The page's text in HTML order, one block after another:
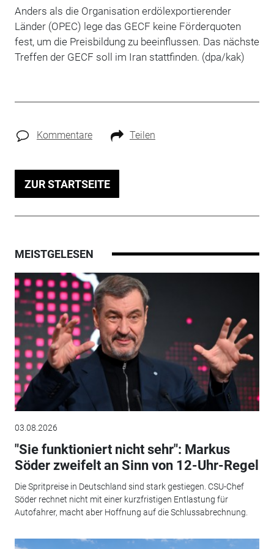
Anders als die Organisation erdölexportierender
Länder (OPEC) lege das GECF keine Förderquoten
fest, um die Preisbildung zu beeinflussen. Das nächste
Treffen der GECF soll im Iran stattfinden. (dpa/kak)
Kommentare Teilen
ZUR STARTSEITE
MEISTGELESEN
03.08.2026
"Sie funktioniert nicht sehr": Markus
Söder zweifelt an Sinn von 12-Uhr-Regel
Die Spritpreise in Deutschland sind stark gestiegen. CSU-Chef
Söder rechnet nicht mit einer kurzfristigen Entlastung für
Autofahrer, macht aber Hoffnung auf die Schlussabrechnung.